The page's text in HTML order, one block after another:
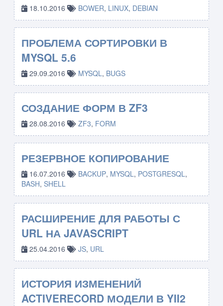
18.10.2016 BOWER, LINUX, DEBIAN
ПРОБЛЕМА СОРТИРОВКИ В
MYSQL 5.6
29.09.2016 MYSQL, BUGS
СОЗДАНИЕ ФОРМ В ZF3
28.08.2016 ZF3, FORM
РЕЗЕРВНОЕ КОПИРОВАНИЕ
16.07.2016 BACKUP, MYSQL, POSTGRESQL,
BASH, SHELL
РАСШИРЕНИЕ ДЛЯ РАБОТЫ С
URL НА JAVASCRIPT
25.04.2016 JS, URL
ИСТОРИЯ ИЗМЕНЕНИЙ
ACTIVERECORD МОДЕЛИ В YII2